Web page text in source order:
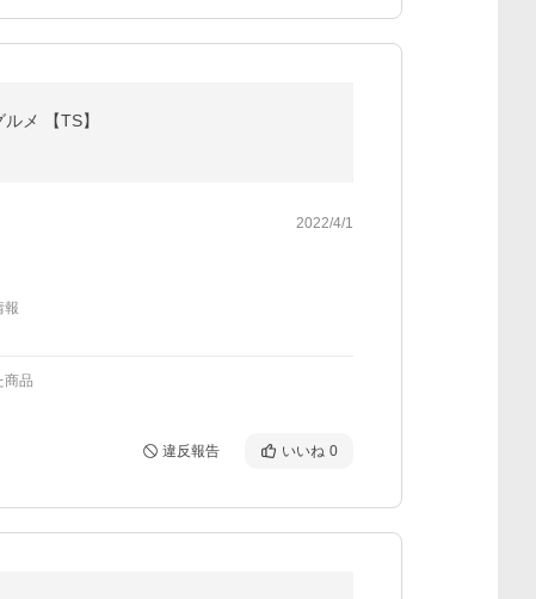
メ 【TS】
2022/4/1
報
商品
違反報告 いいね 0